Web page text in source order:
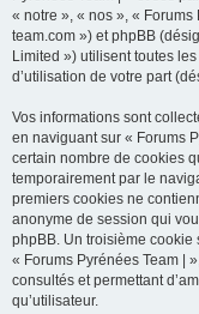
« notre », « nos », «
team.com ») et phpBB
Limited ») utilisent toutes
d’utilisation de votre part
Vos informations sont
en naviguant sur « Forums
certain nombre de cookies
temporairement par le
premiers cookies ne
anonyme de session qui
phpBB. Un troisième cookie
« Forums Pyrénées Team |
consultés et permettant
qu’utilisateur.